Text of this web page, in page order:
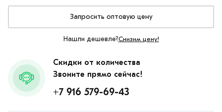
Запросить оптовую цену
Нашли дешевле?Снизим цену!
Скидки от количества
Звоните прямо сейчас!
+7 916 579-69-43